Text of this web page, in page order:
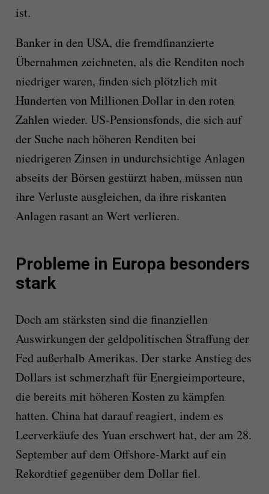
ist.
Banker in den USA, die fremdfinanzierte
Übernahmen zeichneten, als die Renditen noch
niedriger waren, finden sich plötzlich mit
Hunderten von Millionen Dollar in den roten
Zahlen wieder. US-Pensionsfonds, die sich auf
der Suche nach höheren Renditen bei
niedrigeren Zinsen in undurchsichtige Anlagen
abseits der Börsen gestürzt haben, müssen nun
ihre Verluste ausgleichen, da ihre riskanten
Anlagen rasant an Wert verlieren.
Probleme in Europa besonders
stark
Doch am stärksten sind die finanziellen
Auswirkungen der geldpolitischen Straffung der
Fed außerhalb Amerikas. Der starke Anstieg des
Dollars ist schmerzhaft für Energieimporteure,
die bereits mit höheren Kosten zu kämpfen
hatten. China hat darauf reagiert, indem es
Leerverkäufe des Yuan erschwert hat, der am 28.
September auf dem Offshore-Markt auf ein
Rekordtief gegenüber dem Dollar fiel.